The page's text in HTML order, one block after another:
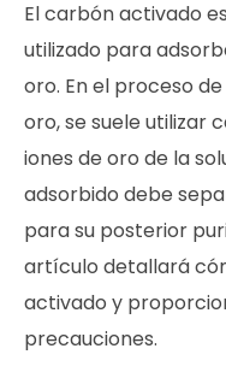
El carbón activado
utilizado para
oro. En el proceso
oro, se suele utilizar
iones de oro de la
adsorbido debe
para su posterior
artículo detallará
activado y
precauciones.